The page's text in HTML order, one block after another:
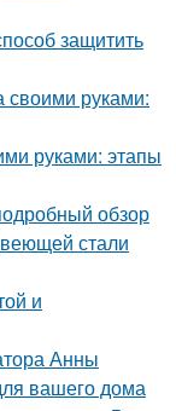
защитить
своими руками:
руками: этапы
обзор
стали
и
Анны
вашего дома